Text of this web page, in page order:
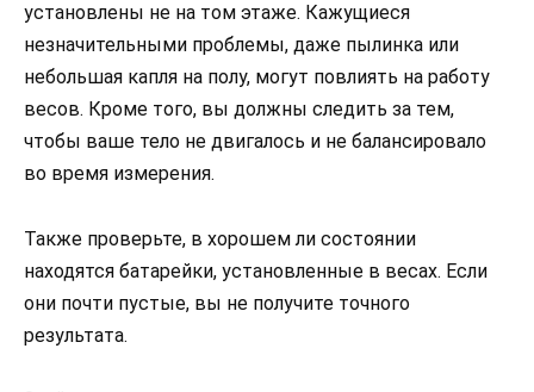
установлены не на том этаже. Кажущиеся
незначительными проблемы, даже пылинка или
небольшая капля на полу, могут повлиять на работу
весов. Кроме того, вы должны следить за тем,
чтобы ваше тело не двигалось и не балансировало
во время измерения.
Также проверьте, в хорошем ли состоянии
находятся батарейки, установленные в весах. Если
они почти пустые, вы не получите точного
результата.